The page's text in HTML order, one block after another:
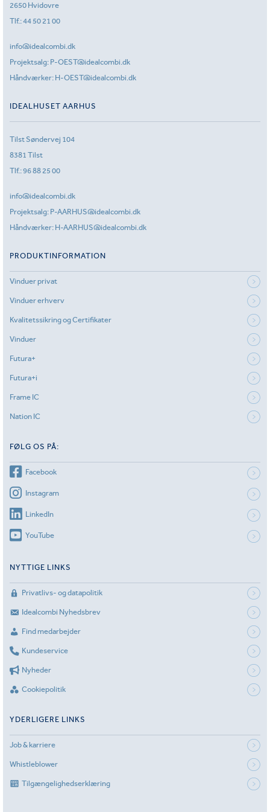
2650 Hvidovre
Tlf.:44 50 21 00
info@idealcombi.dk
Projektsalg: P-OEST@idealcombi.dk
Håndværker: H-OEST@idealcombi.dk
IDEALHUSET AARHUS
Tilst Søndervej 104
8381 Tilst
Tlf.:96 88 25 00
info@idealcombi.dk
Projektsalg: P-AARHUS@idealcombi.dk
Håndværker: H-AARHUS@idealcombi.dk
PRODUKTINFORMATION
Vinduer privat
Vinduer erhverv
Kvalitetssikring og Certifikater
Vinduer
Futura+
Futura+i
Frame IC
Nation IC
FØLG OS PÅ:
Facebook
Instagram
LinkedIn
YouTube
NYTTIGE LINKS
Privatlivs- og datapolitik
Idealcombi Nyhedsbrev
Find medarbejder
Kundeservice
Nyheder
Cookiepolitik
YDERLIGERE LINKS
Job & karriere
Whistleblower
Tilgængelighedserklæring